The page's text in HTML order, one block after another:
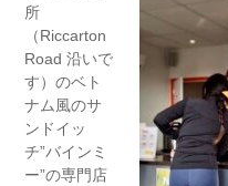
所
（Riccarton
Road 沿いで
す）のベト
ナム風のサ
ンドイッ
チ”バインミ
ー”の専門店